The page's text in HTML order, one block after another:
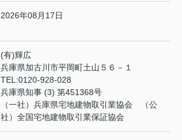
2026年08月17日
(有)輝広
兵庫県加古川市平岡町土山５６－１
TEL:0120-928-028
兵庫県知事 (3) 第451368号
（一社）兵庫県宅地建物取引業協会 （公
社）全国宅地建物取引業保証協会